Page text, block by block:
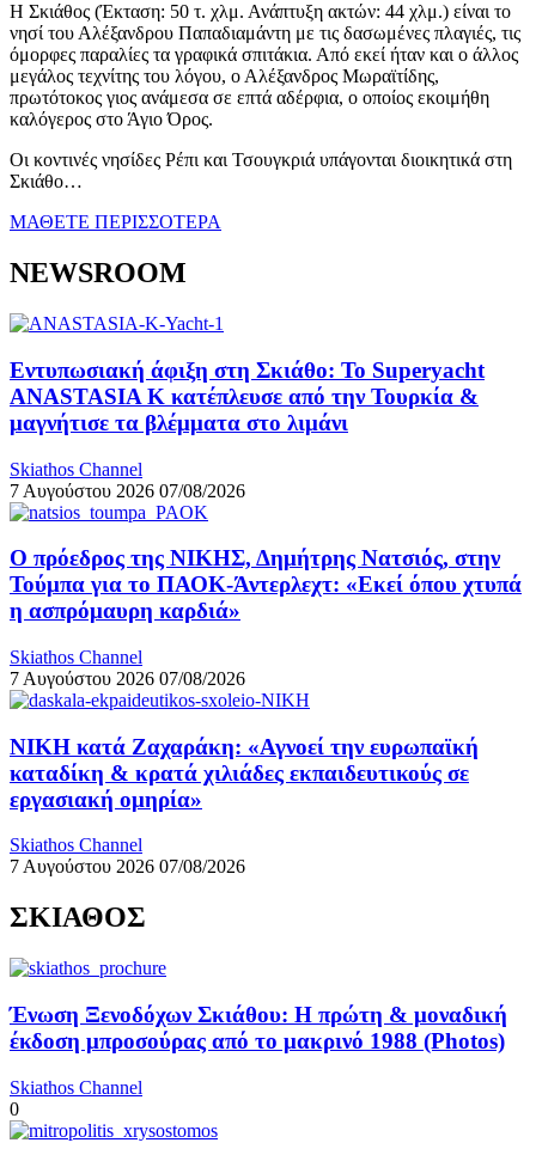
Η Σκιάθος (Έκταση: 50 τ. χλμ. Ανάπτυξη ακτών: 44 χλμ.) είναι το
νησί του Αλέξανδρου Παπαδιαμάντη με τις δασωμένες πλαγιές, τις
όμορφες παραλίες τα γραφικά σπιτάκια. Από εκεί ήταν και ο άλλος
μεγάλος τεχνίτης του λόγου, ο Αλέξανδρος Μωραϊτίδης,
πρωτότοκος γιος ανάμεσα σε επτά αδέρφια, ο οποίος εκοιμήθη
καλόγερος στο Άγιο Όρος.
Οι κοντινές νησίδες Ρέπι και Τσουγκριά υπάγονται διοικητικά στη
Σκιάθο…
ΜΑΘΕΤΕ ΠΕΡΙΣΣΟΤΕΡΑ
NEWSROOM
Εντυπωσιακή άφιξη στη Σκιάθο: Το Superyacht
ANASTASIA K κατέπλευσε από την Τουρκία &
μαγνήτισε τα βλέμματα στο λιμάνι
Skiathos Channel
7 Αυγούστου 2026 07/08/2026
Ο πρόεδρος της ΝΙΚΗΣ, Δημήτρης Νατσιός, στην
Τούμπα για το ΠΑΟΚ-Άντερλεχτ: «Εκεί όπου χτυπά
η ασπρόμαυρη καρδιά»
Skiathos Channel
7 Αυγούστου 2026 07/08/2026
ΝΙΚΗ κατά Ζαχαράκη: «Αγνοεί την ευρωπαϊκή
καταδίκη & κρατά χιλιάδες εκπαιδευτικούς σε
εργασιακή ομηρία»
Skiathos Channel
7 Αυγούστου 2026 07/08/2026
ΣΚΙΑΘΟΣ
Ένωση Ξενοδόχων Σκιάθου: Η πρώτη & μοναδική
έκδοση μπροσούρας από το μακρινό 1988 (Photos)
Skiathos Channel
0